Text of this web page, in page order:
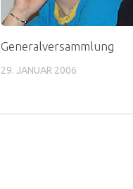
Generalversammlung
29. JANUAR 2006